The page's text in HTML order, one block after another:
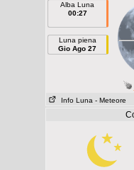
Alba Luna
00:27
Luna piena
Gio Ago 27
Info Luna - Meteore